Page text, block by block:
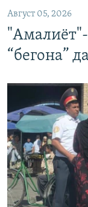
Август 05, 2026
“бегона”